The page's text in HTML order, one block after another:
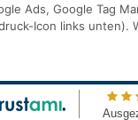
Ads, Google Tag
Icon links unten).
inkl.Versand